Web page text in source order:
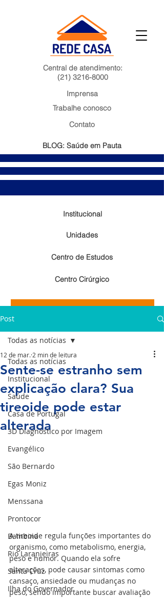
Central de atendimento:
(21) 3216-8000
Unidades
Centro Cirúrgico
Centro de Estudos
Institucional
Imprensa
Trabalhe conosco
Contato
BLOG: Saúde em Pauta
Resultados de exames laboratoriais
Post
Todas as notícias
Institucional
Saúde
Casa de Portugal
3D Diagnóstico por Imagem
Evangélico
São Bernardo
Egas Moniz
Menssana
Prontocor
Bambina
Rio Laranjeiras
Santa Cruz
Ilha do Governador
Todas as notícias
Sente-se estranho sem
explicação clara? Sua
tireoide pode estar
alterada
12 de mar. 2 min de leitura
A tireoide regula funções importantes do
organismo, como metabolismo, energia,
peso e humor. Quando ela sofre
alterações, pode causar sintomas como
cansaço, ansiedade ou mudanças no
peso, sendo importante buscar avaliação